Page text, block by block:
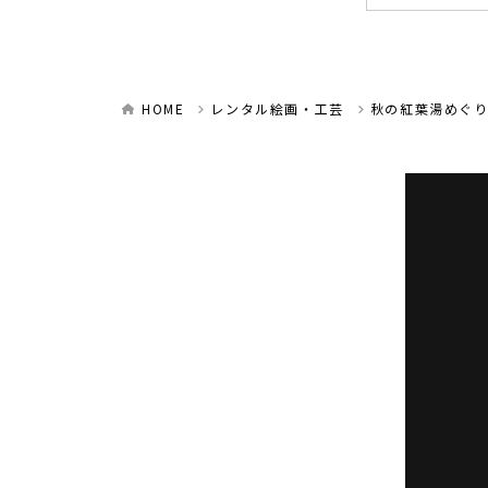
HOME レンタル絵画・工芸 秋の紅葉湯めぐ